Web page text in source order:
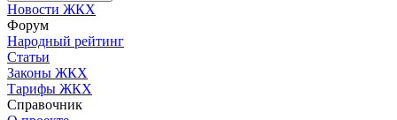
Новости ЖКХ
Форум
Народный рейтинг
Статьи
Законы ЖКХ
Тарифы ЖКХ
Справочник